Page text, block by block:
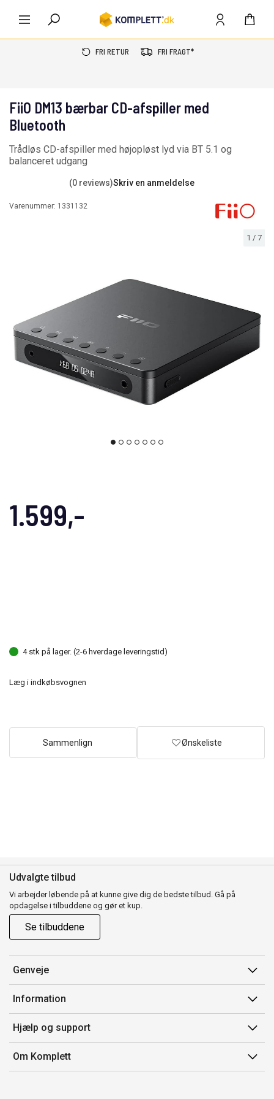
FRI RETUR FRI FRAGT*
1 / 7
FiiO DM13 bærbar CD-afspiller med
Bluetooth
Trådløs CD-afspiller med højopløst lyd via BT 5.1 og
balanceret udgang
(0 reviews)Skriv en anmeldelse
Varenummer: 1331132
1.599,-
4 stk på lager. (2-6 hverdage leveringstid)
Læg i indkøbsvognen
Sammenlign Ønskeliste
Udvalgte tilbud
Vi arbejder løbende på at kunne give dig de bedste tilbud. Gå på
opdagelse i tilbuddene og gør et kup.
Se tilbuddene
Genveje
Min side
Ordrehistorik
Gavekort
Information
Salgsbetingelser
Mærker/producent
Fortrydelsesret
Hjælp og support
Kontakt os
Kundeservice
Om Komplett